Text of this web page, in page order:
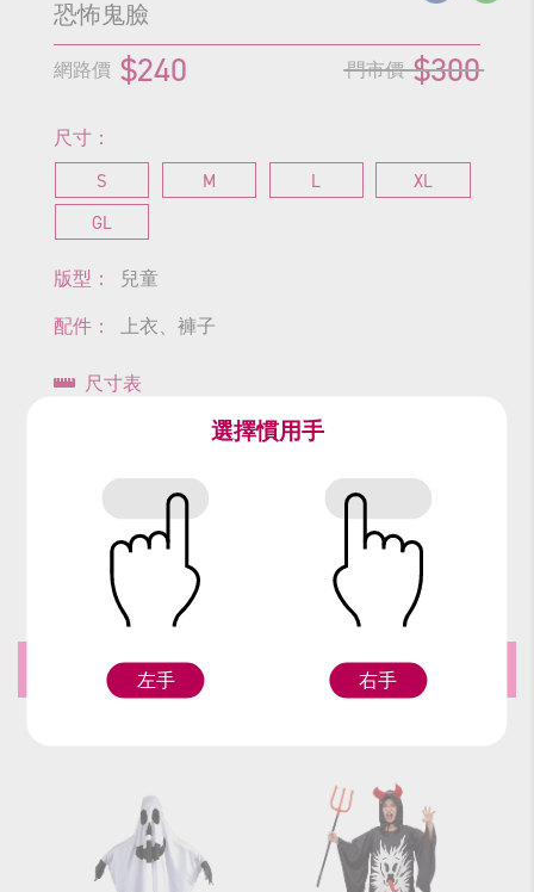
恐怖鬼臉
網路價 $240 門市價 $300
尺寸：
S M L
XL
GL
版型： 兒童
配件： 上衣、褲子
尺寸表
#幽靈 #鬼
#萬聖節
#扮鬼
推薦商品
選擇慣用手
左手 右手